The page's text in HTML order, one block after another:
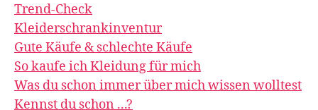
Trend-Check
Kleiderschrankinventur
Gute Käufe & schlechte Käufe
So kaufe ich Kleidung für mich
Was du schon immer über mich wissen wolltest
Kennst du schon ...?